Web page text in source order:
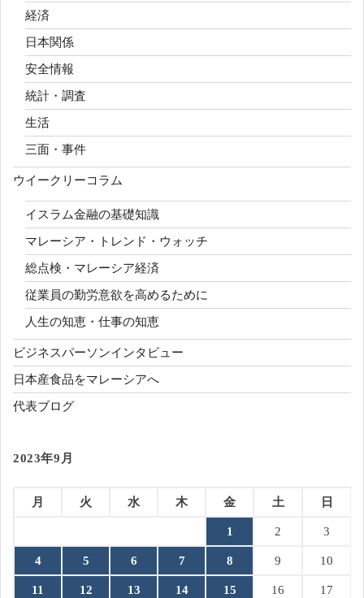
経済
日本関係
安全情報
統計・調査
生活
三面・事件
ウイークリーコラム
イスラム金融の基礎知識
マレーシア・トレンド・ウォッチ
総点検・マレーシア経済
従業員の勤労意欲を高めるために
人生の知恵・仕事の知恵
ビジネスパーソンインタビュー
日本産食品をマレーシアへ
代表ブログ
2023年9月
月 火 水 木 金 土 日
1 2 3
4 5 6 7 8 9 10
11 12 13 14 15 16 17